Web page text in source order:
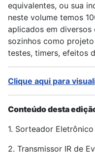
equivalentes, ou sua
neste volume temos
aplicados em
sozinhos como
testes, timers, efeitos
Clique aqui para
Conteúdo desta
1. Sorteador Eletrônico
2. Transmissor IR de